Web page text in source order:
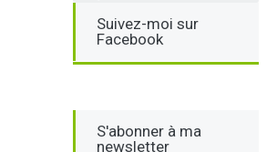
Suivez-moi sur
Facebook
S'abonner à ma
newsletter